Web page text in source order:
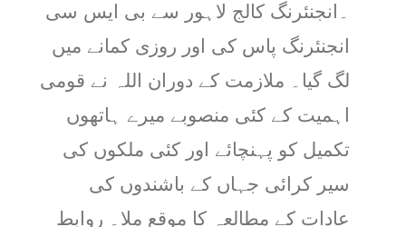
۔انجنئرنگ کالج لاہور سے بی ایس سی
انجنئرنگ پاس کی اور روزی کمانے میں
لگ گیا۔ ملازمت کے دوران اللہ نے قومی
اہمیت کے کئی منصوبے میرے ہاتھوں
تکمیل کو پہنچائے اور کئی ملکوں کی
سیر کرائی جہاں کے باشندوں کی
عادات کے مطالعہ کا موقع ملا۔ روابط